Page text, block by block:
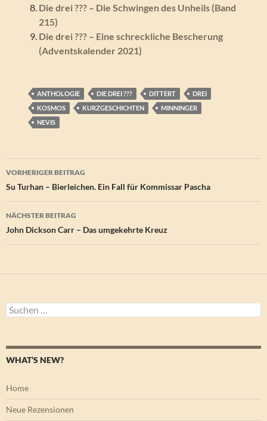
Die drei ??? – Die Schwingen des Unheils (Band
215)
Die drei ??? – Eine schreckliche Bescherung
(Adventskalender 2021)
ANTHOLOGIE DIE DREI ??? DITTERT
DREI
KOSMOS
KURZGESCHICHTEN
MINNINGER
NEVIS
Beitragsnavigation
VORHERIGER BEITRAG
Su Turhan – Bierleichen. Ein Fall für Kommissar Pascha
NÄCHSTER BEITRAG
John Dickson Carr – Das umgekehrte Kreuz
Suchen
nach:
WHAT’S NEW?
Home
Neue Rezensionen